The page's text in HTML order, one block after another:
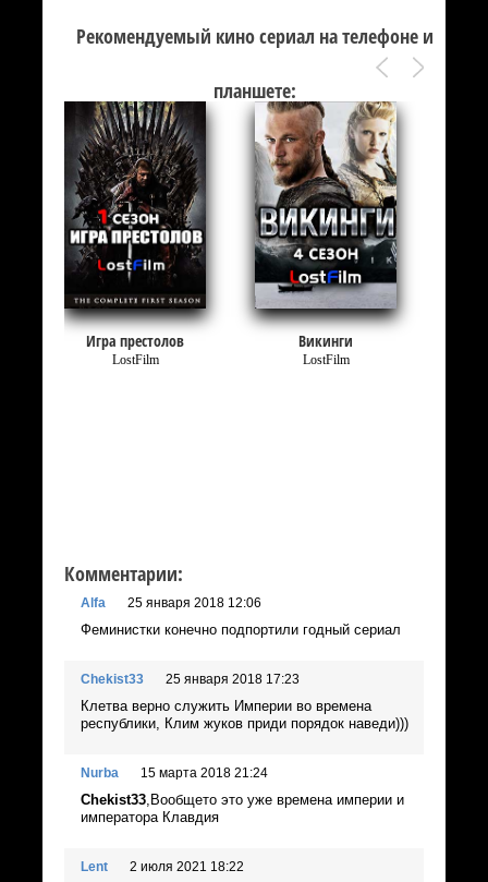
Рекомендуемый кино сериал на телефоне и
планшете:
Игра престолов
LostFilm
Викинги
LostFilm
Комментарии:
Alfa 25 января 2018 12:06
Феминистки конечно подпортили годный сериал
Chekist33 25 января 2018 17:23
Клетва верно служить Империи во времена
республики, Клим жуков приди порядок наведи)))
Nurba 15 марта 2018 21:24
Chekist33,Вообщето это уже времена империи и
императора Клавдия
Lent 2 июля 2021 18:22